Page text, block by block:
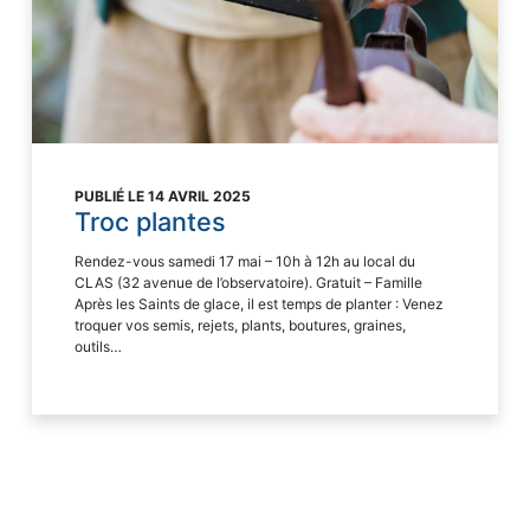
PUBLIÉ LE 14 AVRIL 2025
Troc plantes
Rendez-vous samedi 17 mai – 10h à 12h au local du
CLAS (32 avenue de l’observatoire). Gratuit – Famille
Après les Saints de glace, il est temps de planter : Venez
troquer vos semis, rejets, plants, boutures, graines,
outils…